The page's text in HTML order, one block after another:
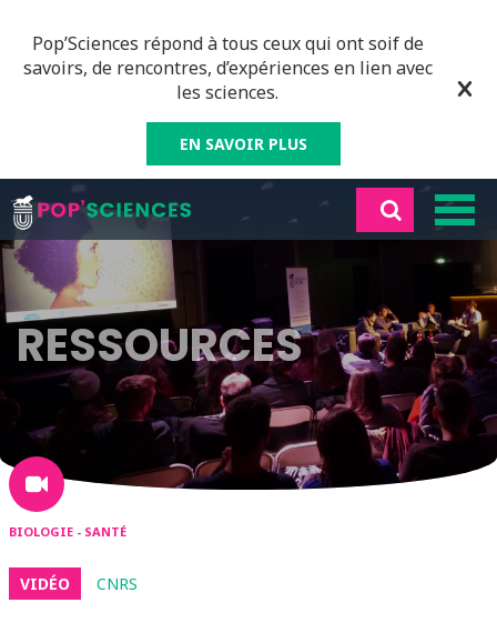
Pop’Sciences répond à tous ceux qui ont soif de
savoirs, de rencontres, d’expériences en lien avec
les sciences.
EN SAVOIR PLUS
RESSOURCES
BIOLOGIE - SANTÉ
VIDÉO CNRS